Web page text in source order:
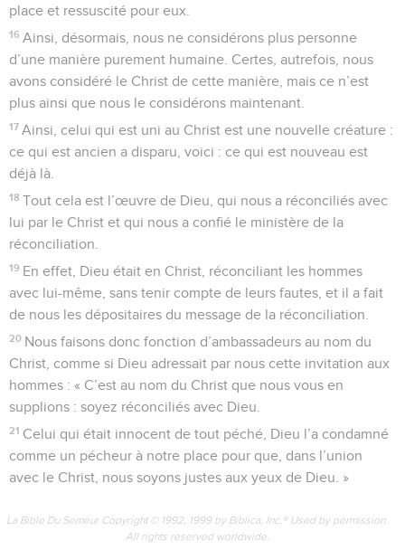
place et ressuscité pour eux.
16 Ainsi, désormais, nous ne considérons plus personne
d’une manière purement humaine. Certes, autrefois, nous
avons considéré le Christ de cette manière, mais ce n’est
plus ainsi que nous le considérons maintenant.
17 Ainsi, celui qui est uni au Christ est une nouvelle créature :
ce qui est ancien a disparu, voici : ce qui est nouveau est
déjà là.
18 Tout cela est l’œuvre de Dieu, qui nous a réconciliés avec
lui par le Christ et qui nous a confié le ministère de la
réconciliation.
19 En effet, Dieu était en Christ, réconciliant les hommes
avec lui-même, sans tenir compte de leurs fautes, et il a fait
de nous les dépositaires du message de la réconciliation.
20 Nous faisons donc fonction d’ambassadeurs au nom du
Christ, comme si Dieu adressait par nous cette invitation aux
hommes : « C’est au nom du Christ que nous vous en
supplions : soyez réconciliés avec Dieu.
21 Celui qui était innocent de tout péché, Dieu l’a condamné
comme un pécheur à notre place pour que, dans l’union
avec le Christ, nous soyons justes aux yeux de Dieu. »
La Bible Du Semeur Copyright © 1992, 1999 by Biblica, Inc.® Used by permission.
All rights reserved worldwide.